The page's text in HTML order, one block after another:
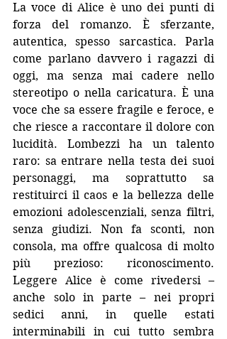
La voce di Alice è uno dei punti di
forza del romanzo. È sferzante,
autentica, spesso sarcastica. Parla
come parlano davvero i ragazzi di
oggi, ma senza mai cadere nello
stereotipo o nella caricatura. È una
voce che sa essere fragile e feroce, e
che riesce a raccontare il dolore con
lucidità. Lombezzi ha un talento
raro: sa entrare nella testa dei suoi
personaggi, ma soprattutto sa
restituirci il caos e la bellezza delle
emozioni adolescenziali, senza filtri,
senza giudizi. Non fa sconti, non
consola, ma offre qualcosa di molto
più prezioso: riconoscimento.
Leggere Alice è come rivedersi –
anche solo in parte – nei propri
sedici anni, in quelle estati
interminabili in cui tutto sembra